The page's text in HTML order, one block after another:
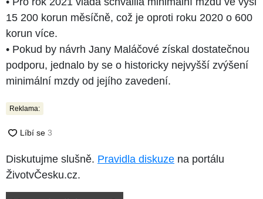
15 200 korun měsíčně, což je oproti roku 2020 o 600
korun více.
• Pokud by návrh Jany Maláčové získal dostatečnou
podporu, jednalo by se o historicky nejvyšší zvýšení
minimální mzdy od jejího zavedení.
Reklama:
Diskutujme slušně. Pravidla diskuze na portálu
ŽivotvČesku.cz.